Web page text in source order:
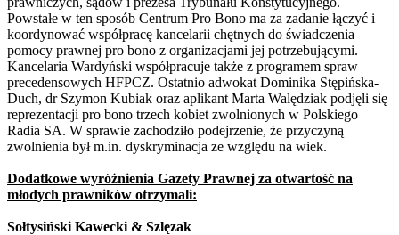
Powstałe w ten sposób Centrum Pro Bono ma za zadanie łączyć i
koordynować współpracę kancelarii chętnych do świadczenia
pomocy prawnej pro bono z organizacjami jej potrzebującymi.
Kancelaria Wardyński współpracuje także z programem spraw
precedensowych HFPCZ. Ostatnio adwokat Dominika Stępińska-
Duch, dr Szymon Kubiak oraz aplikant Marta Walędziak podjęli się
reprezentacji pro bono trzech kobiet zwolnionych w Polskiego
Radia SA. W sprawie zachodziło podejrzenie, że przyczyną
zwolnienia był m.in. dyskryminacja ze względu na wiek.
Dodatkowe wyróżnienia Gazety Prawnej za otwartość na
młodych prawników otrzymali:
Sołtysiński Kawecki & Szlęzak